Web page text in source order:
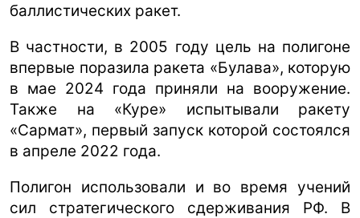
баллистических ракет.
В частности, в 2005 году цель на полигоне
впервые поразила ракета «Булава», которую
в мае 2024 года приняли на вооружение.
Также на «Куре» испытывали ракету
«Сармат», первый запуск которой состоялся
в апреле 2022 года.
Полигон использовали и во время учений
сил стратегического сдерживания РФ. В